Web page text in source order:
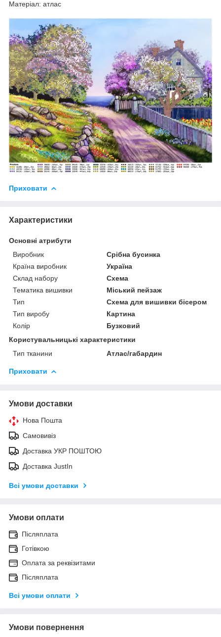
Матеріал: атлас
Приховати
Характеристики
Основні атрибути
Виробник
Срібна бусинка
Країна виробник
Україна
Склад набору
Схема
Тематика вишивки
Міський пейзаж
Тип
Схема для вишивки бісером
Тип виробу
Картина
Колір
Бузковий
Користувальницькі характеристики
Тип тканини
Атлас/габардин
Приховати
Умови доставки
Нова Пошта
Самовивіз
Доставка УКР ПОШТОЮ
Доставка JustIn
Всі умови доставки
Умови оплати
Післяплата
Готівкою
Оплата за реквізитами
Післяплата
Всі умови оплати
Умови повернення